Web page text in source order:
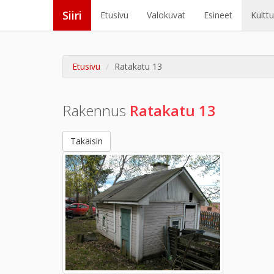
Siiri Etusivu Valokuvat Esineet
Etusivu Ratakatu 13
Rakennus Ratakatu 13
Takaisin